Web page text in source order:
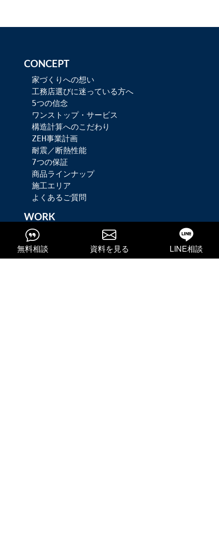
CONCEPT
家づくりへの想い
工務店選びに迷っている方へ
5つの信念
ワンストップ・サービス
構造計算へのこだわり
ZEH事業計画
耐震／断熱性能
7つの保証
商品ラインナップ
施工エリア
よくあるご質問
WORK
注文住宅
リノベーション
分譲住宅の実績
無料相談 資料を見る LINE相談